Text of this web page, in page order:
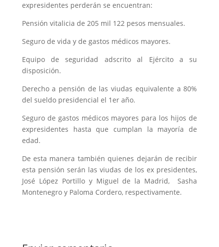
expresidentes perderán se encuentran:
Pensión vitalicia de 205 mil 122 pesos mensuales.
Seguro de vida y de gastos médicos mayores.
Equipo de seguridad adscrito al Ejército a su
disposición.
Derecho a pensión de las viudas equivalente a 80%
del sueldo presidencial el 1er año.
Seguro de gastos médicos mayores para los hijos de
expresidentes hasta que cumplan la mayoría de
edad.
De esta manera también quienes dejarán de recibir
esta pensión serán las viudas de los ex presidentes,
José López Portillo y Miguel de la Madrid, Sasha
Montenegro y Paloma Cordero, respectivamente.